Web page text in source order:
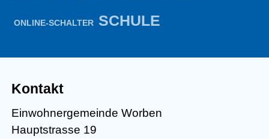
ONLINE-SCHALTER SCHULE
Kontakt
Einwohnergemeinde Worben
Hauptstrasse 19